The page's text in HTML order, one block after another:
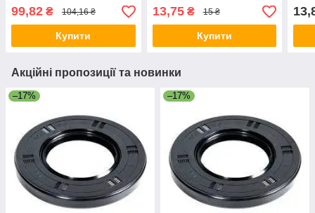
99,82 ₴ 104,16 ₴
Купити
13,75₴ 15 ₴
Купити
Акційні пропозиції та новинки
–17% –17%